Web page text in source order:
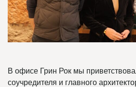
В офисе Грин Рок мы
соучредителя и главного